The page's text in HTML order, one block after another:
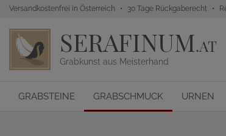
Versandkostenfrei in Österreich 30 Tage Rückgaberecht
SERAFINUM.AT
Grabkunst aus Meisterhand
GRABSTEINE GRABSCHMUCK URNEN